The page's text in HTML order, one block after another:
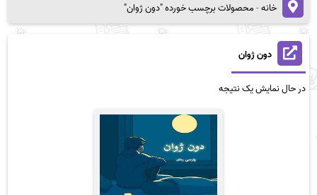
خانه-محصولات برچسب خورده "دون ژوان"
دون ژوان
در حال نمایش یک نتیجه